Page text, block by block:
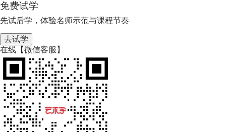
免费试学
先试后学，体验名师示范与课程节奏
去试学
在线【微信客服】